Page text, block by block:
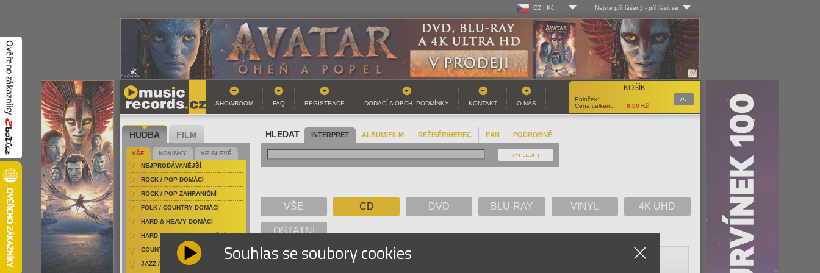
CZ | Kč
CZ | Kč
SK | EUR
Nejste přihlášený - přihlásit se
Log-in
Uživ. jméno:
Heslo:
Registrace
KOŠÍK
Položek:
Cena celkem:
0,00 Kč
Podrobnosti
SHOWROOM
FAQ REGISTRACE DODACÍ A OBCH. PODMÍNKY KONTAKT O NÁS
HLEDAT INTERPRET ALBUM/FILM REŽISÉR/HEREC EAN PODROBNĚ
VŠE CD DVD BLU-RAY VINYL 4K UHD
OSTATNÍ
G
HUDBA FILM
VŠE NOVINKY
VE SLEVĚ
NEJPRODÁVANĚJŠÍ
ROCK / POP DOMÁCÍ
ROCK / POP ZAHRANIČNÍ
FOLK / COUNTRY DOMÁCÍ
HARD & HEAVY DOMÁCÍ
HARD & HEAVY ZAHRANIČNÍ
COUNTRY
JAZZ / BLUES Souhlas se soubory cookies Close